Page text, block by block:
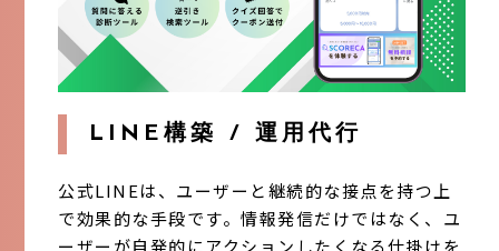
LINE構築 / 運用代行
公式LINEは、ユーザーと継続的な接点を持つ上
で効果的な手段です。情報発信だけではなく、ユ
ーザーが自発的にアクションしたくなる仕掛けを